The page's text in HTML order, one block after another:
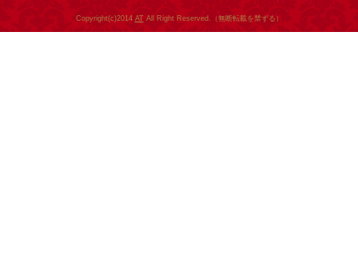
Copyright(c)2014 ATAll Right Reserved.（無断転載を禁ずる）